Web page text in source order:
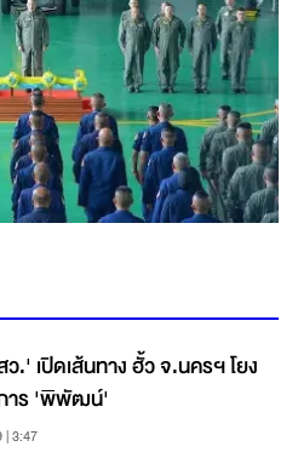
.' เปิดเส้นทาง ฮั้ว จ.นครฯ โยง
าร 'พิพัฒน์'
| 3:47